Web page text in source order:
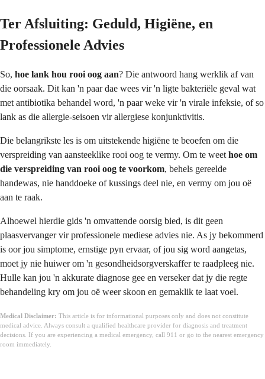
Ter Afsluiting: Geduld, Higiëne, en
Professionele Advies
So, hoe lank hou rooi oog aan? Die antwoord hang werklik af van
die oorsaak. Dit kan 'n paar dae wees vir 'n ligte bakteriële geval wat
met antibiotika behandel word, 'n paar weke vir 'n virale infeksie, of so
lank as die allergie-seisoen vir allergiese konjunktivitis.
Die belangrikste les is om uitstekende higiëne te beoefen om die
verspreiding van aansteeklike rooi oog te vermy. Om te weet hoe om
die verspreiding van rooi oog te voorkom, behels gereelde
handewas, nie handdoeke of kussings deel nie, en vermy om jou oë
aan te raak.
Alhoewel hierdie gids 'n omvattende oorsig bied, is dit geen
plaasvervanger vir professionele mediese advies nie. As jy bekommerd
is oor jou simptome, ernstige pyn ervaar, of jou sig word aangetas,
moet jy nie huiwer om 'n gesondheidsorgverskaffer te raadpleeg nie.
Hulle kan jou 'n akkurate diagnose gee en verseker dat jy die regte
behandeling kry om jou oë weer skoon en gemaklik te laat voel.
Medical Disclaimer: This article is for informational purposes only and does not constitute
medical advice. Always consult a qualified healthcare provider for diagnosis and treatment
decisions. If you are experiencing a medical emergency, call 911 or go to the nearest emergency
room immediately.